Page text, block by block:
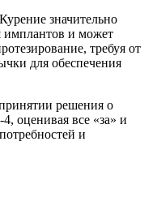
Курение значительно
имплантов и может
требуя от
для обеспечения
решения о
оценивая все «за» и
и